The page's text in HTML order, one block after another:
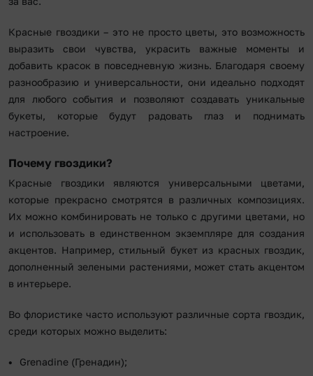
Красные гвоздики – это не просто цветы, это возможность
выразить свои чувства, украсить важные моменты и
добавить красок в повседневную жизнь. Благодаря своему
разнообразию и универсальности, они идеально подходят
для любого события и позволяют создавать уникальные
букеты, которые будут радовать глаз и поднимать
настроение.
Почему гвоздики?
Красные гвоздики являются универсальными цветами,
которые прекрасно смотрятся в различных композициях.
Их можно комбинировать не только с другими цветами, но
и использовать в единственном экземпляре для создания
акцентов. Например, стильный букет из красных гвоздик,
дополненный зелеными растениями, может стать акцентом
в интерьере.
Во флористике часто используют различные сорта гвоздик,
среди которых можно выделить:
Grenadine (Гренадин);